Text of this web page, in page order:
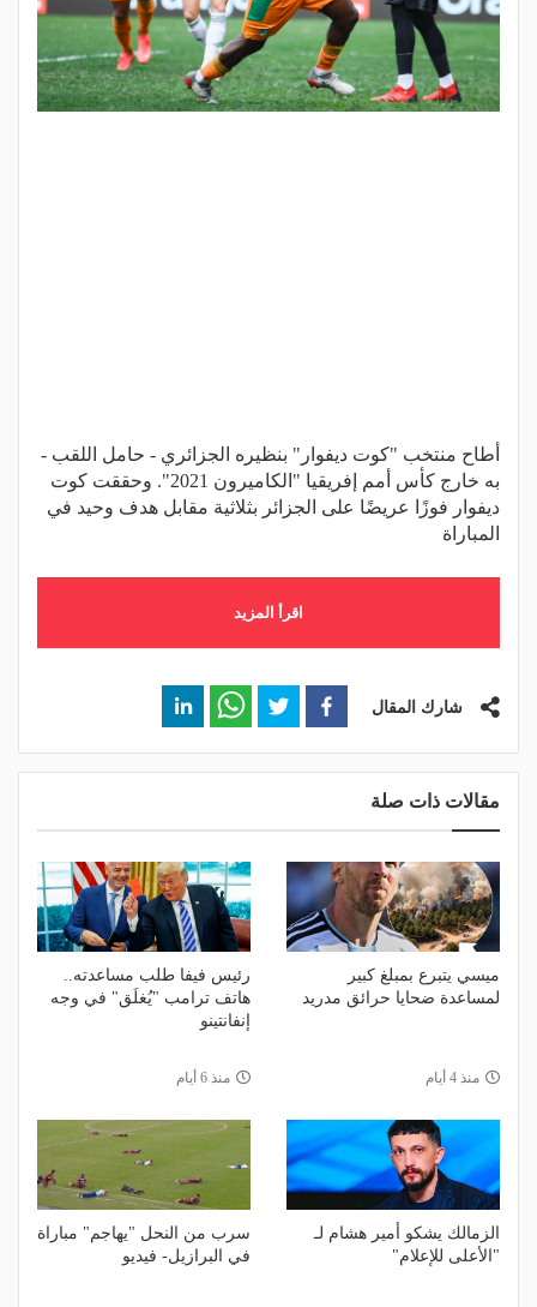
أطاح منتخب "كوت ديفوار" بنظيره الجزائري - حامل اللقب -
به خارج كأس أمم إفريقيا "الكاميرون 2021". وحققت كوت
ديفوار فوزًا عريضًا على الجزائر بثلاثية مقابل هدف وحيد في
المباراة
اقرأ المزيد
شارك المقال
مقالات ذات صلة
ميسي يتبرع بمبلغ كبير
لمساعدة ضحايا حرائق مدريد
منذ 4 أيام
رئيس فيفا طلب مساعدته..
هاتف ترامب "يُغلَق" في وجه
إنفانتينو
منذ 6 أيام
الزمالك يشكو أمير هشام لـ
"الأعلى للإعلام"
سرب من النحل "يهاجم" مباراة
في البرازيل- فيديو